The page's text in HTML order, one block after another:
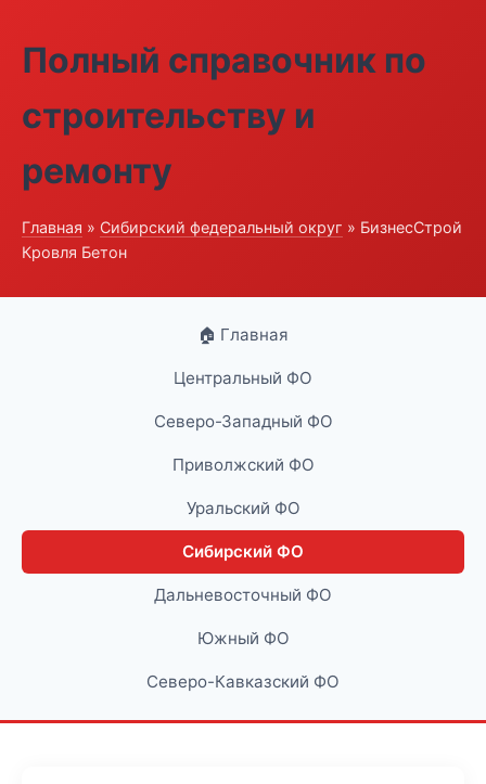
Полный справочник по
строительству и
ремонту
Главная » Сибирский федеральный округ » БизнесСтрой
Кровля Бетон
🏠 Главная
Центральный ФО
Северо-Западный ФО
Приволжский ФО
Уральский ФО
Сибирский ФО
Дальневосточный ФО
Южный ФО
Северо-Кавказский ФО